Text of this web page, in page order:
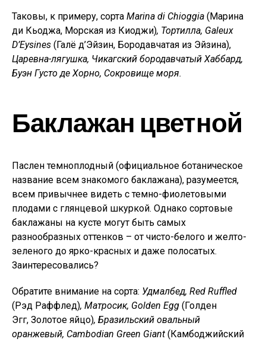
Таковы, к примеру, сорта Marina di Chioggia (Марина
ди Кьоджа, Морская из Киоджи), Тортилла, Galeux
D’Eysines (Галё д’Эйзин, Бородавчатая из Эйзина),
Царевна-лягушка, Чикагский бородавчатый Хаббард,
Буэн Густо де Хорно, Сокровище моря.
Баклажан цветной
Паслен темноплодный (официальное ботаническое
название всем знакомого баклажана), разумеется,
всем привычнее видеть с темно-фиолетовыми
плодами с глянцевой шкуркой. Однако сортовые
баклажаны на кусте могут быть самых
разнообразных оттенков – от чисто-белого и желто-
зеленого до ярко-красных и даже полосатых.
Заинтересовались?
Обратите внимание на сорта: Удмалбед, Red Ruffled
(Рэд Раффлед), Матросик, Golden Egg (Голден
Эгг, Золотое яйцо), Бразильский овальный
оранжевый, Cambodian Green Giant (Камбоджийский